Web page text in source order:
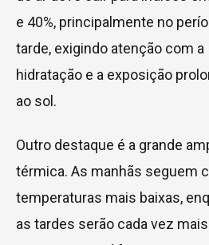
e 40%, principalmente no
tarde, exigindo atenção com a
hidratação e a exposição
ao sol.
Outro destaque é a grande
térmica. As manhãs seguem
temperaturas mais baixas,
as tardes serão cada vez mais